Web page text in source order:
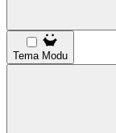
Tema Modu